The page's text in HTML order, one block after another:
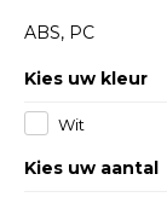
ABS, PC
Kies uw kleur
Wit
Kies uw aantal